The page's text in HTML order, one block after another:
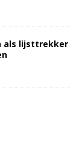
als lijsttrekker